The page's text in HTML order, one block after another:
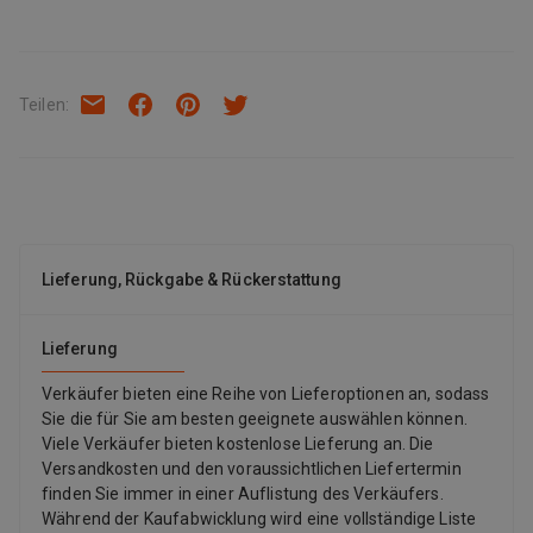
speziellen Pflanzenstärkungskomplex Weitere Informationen
Enthält Mikroorganismen wie Bacillus sp. und Azospirillum sp.
Teilen:
Lieferung, Rückgabe & Rückerstattung
Lieferung
Verkäufer bieten eine Reihe von Lieferoptionen an, sodass
Sie die für Sie am besten geeignete auswählen können.
Viele Verkäufer bieten kostenlose Lieferung an. Die
Versandkosten und den voraussichtlichen Liefertermin
finden Sie immer in einer Auflistung des Verkäufers.
Während der Kaufabwicklung wird eine vollständige Liste